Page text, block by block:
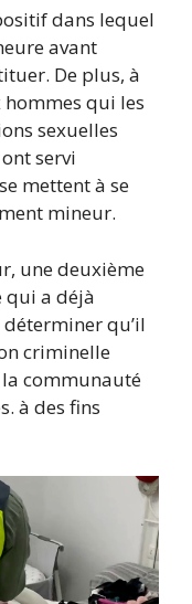
dans lequel
avant
De plus, à
qui les
sexuelles
servi
mettent à se
mineur.
une deuxième
qui a déjà
qu’il
criminelle
la communauté
à des fins